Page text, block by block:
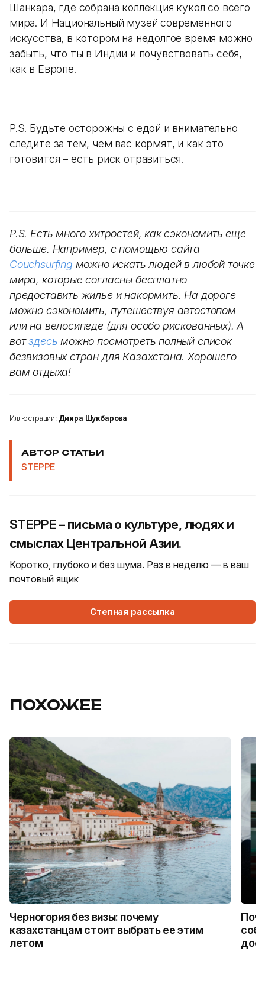
Шанкара, где собрана коллекция кукол со всего
мира. И Национальный музей современного
искусства, в котором на недолгое время можно
забыть, что ты в Индии и почувствовать себя,
как в Европе.
P.S. Будьте осторожны с едой и внимательно
следите за тем, чем вас кормят, и как это
готовится – есть риск отравиться.
P.S. Есть много хитростей, как сэкономить еще
больше. Например, с помощью сайта
Couchsurfing можно искать людей в любой точке
мира, которые согласны бесплатно
предоставить жилье и накормить. На дороге
можно сэкономить, путешествуя автостопом
или на велосипеде (для особо рискованных). А
вотздесь можно посмотреть полный список
безвизовых стран для Казахстана. Хорошего
вам отдыха!
Иллюстрации: Дияра Шукбарова
АВТОР СТАТЬИ
STEPPE
STEPPE – письма о культуре, людях и
смыслах Центральной Азии.
Коротко, глубоко и без шума. Раз в неделю — в ваш
почтовый ящик
Степная рассылка
ПОХОЖЕЕ
Черногория без визы: почему
казахстанцам стоит выбрать ее этим
летом